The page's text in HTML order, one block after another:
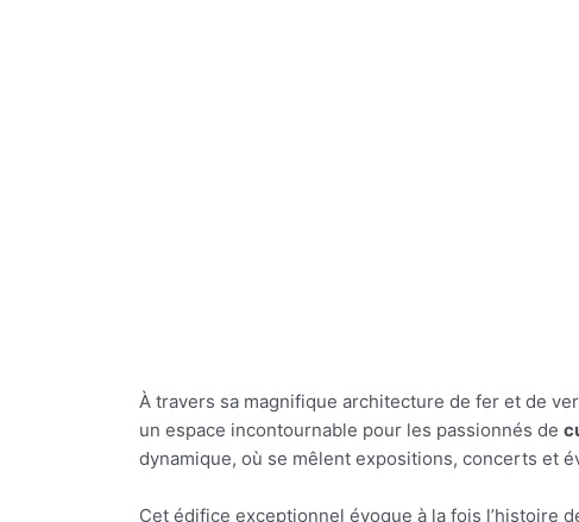
À travers sa magnifique architecture de fer et de
un espace incontournable pour les passionnés de
dynamique, où se mêlent expositions, concerts et
Cet édifice exceptionnel évoque à la fois l’histoire